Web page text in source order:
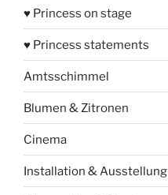
♥ Princess on stage
♥ Princess statements
Amtsschimmel
Blumen & Zitronen
Cinema
Installation & Ausstellung